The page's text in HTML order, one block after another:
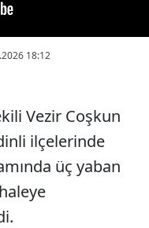
18:12
Vezir Coşkun
ilçelerinde
üç yaban